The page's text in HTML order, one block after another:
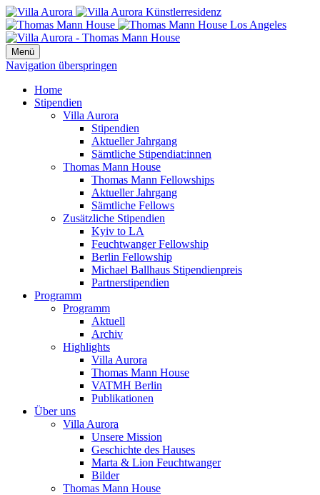
Menü
Navigation überspringen
Home
Stipendien
Villa Aurora
Stipendien
Aktueller Jahrgang
Sämtliche Stipendiat:innen
Thomas Mann House
Thomas Mann Fellowships
Aktueller Jahrgang
Sämtliche Fellows
Zusätzliche Stipendien
Kyiv to LA
Feuchtwanger Fellowship
Berlin Fellowship
Michael Ballhaus Stipendienpreis
Partnerstipendien
Programm
Programm
Aktuell
Archiv
Highlights
Villa Aurora
Thomas Mann House
VATMH Berlin
Publikationen
Über uns
Villa Aurora
Unsere Mission
Geschichte des Hauses
Marta & Lion Feuchtwanger
Bilder
Thomas Mann House